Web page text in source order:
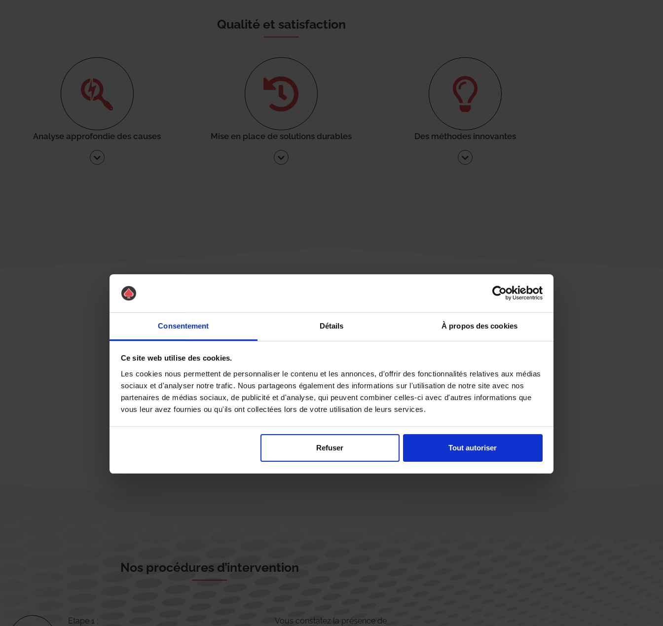
Consentement Détails À propos des cookies
Ce site web utilise des cookies.
Les cookies nous permettent de personnaliser le contenu et les annonces, d'offrir des fonctionnalités relatives aux médias
sociaux et d'analyser notre trafic. Nous partageons également des informations sur l'utilisation de notre site avec nos
partenaires de médias sociaux, de publicité et d'analyse, qui peuvent combiner celles-ci avec d'autres informations que
vous leur avez fournies ou qu'ils ont collectées lors de votre utilisation de leurs services.
Refuser Tout autoriser
Qualité et satisfaction
Analyse approfondie des causes Mise en place de solutions durables Des méthodes innovantes
Une urgence ?
Vous souhaitez être
Nos procédures d’intervention
Etape 1 :
Vous constatez la présence de